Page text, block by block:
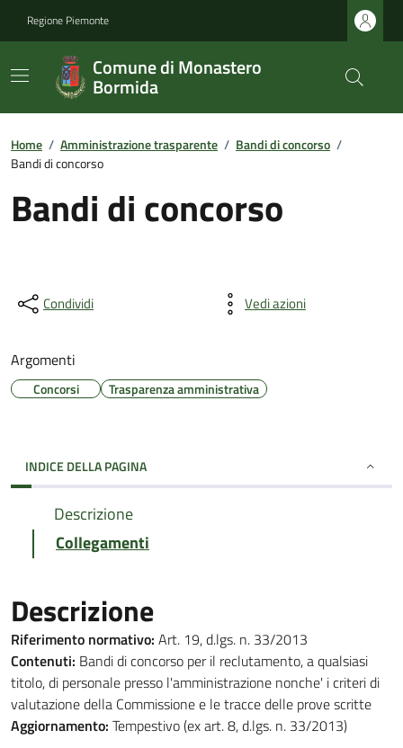
Regione Piemonte
Comune di Monastero
Bormida
Home / Amministrazione trasparente / Bandi di concorso /
Bandi di concorso
Bandi di concorso
Condividi Vedi azioni
Argomenti
Concorsi Trasparenza amministrativa
INDICE DELLA PAGINA
Descrizione
Collegamenti
Descrizione
Riferimento normativo: Art. 19, d.lgs. n. 33/2013
Contenuti: Bandi di concorso per il reclutamento, a qualsiasi
titolo, di personale presso l'amministrazione nonche' i criteri di
valutazione della Commissione e le tracce delle prove scritte
Aggiornamento: Tempestivo (ex art. 8, d.lgs. n. 33/2013)